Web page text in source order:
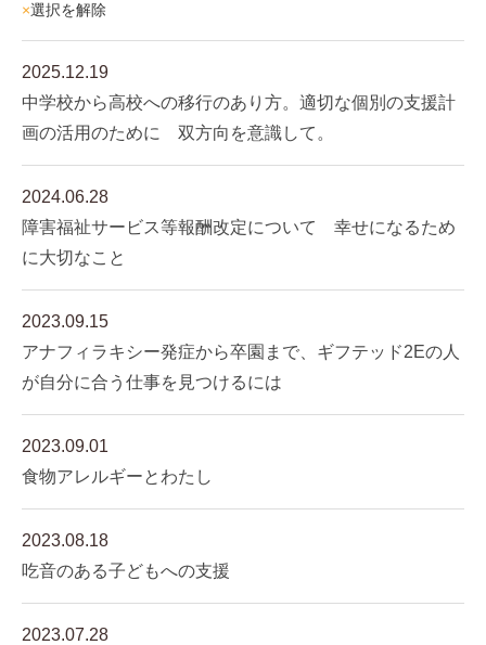
×選択を解除
2025.12.19
中学校から高校への移行のあり方。適切な個別の支援計
画の活用のために 双方向を意識して。
2024.06.28
障害福祉サービス等報酬改定について 幸せになるため
に大切なこと
2023.09.15
アナフィラキシー発症から卒園まで、ギフテッド2Eの人
が自分に合う仕事を見つけるには
2023.09.01
食物アレルギーとわたし
2023.08.18
吃音のある子どもへの支援
2023.07.28